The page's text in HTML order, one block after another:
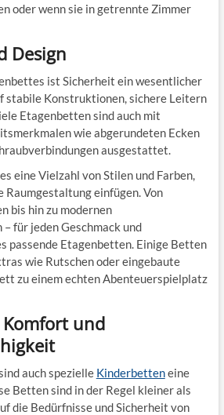
oder wenn sie in getrennte Zimmer
Design
ist Sicherheit ein wesentlicher
stabile Konstruktionen, sichere Leitern
Etagenbetten sind auch mit
wie abgerundeten Ecken
ausgestattet.
eine Vielzahl von Stilen und Farben,
Raumgestaltung einfügen. Von
bis hin zu modernen
für jeden Geschmack und
passende Etagenbetten. Einige Betten
wie Rutschen oder eingebaute
zu einem echten Abenteuerspielplatz
und
auch spezielle Kinderbetteneine
Betten sind in der Regel kleiner als
die Bedürfnisse und Sicherheit von